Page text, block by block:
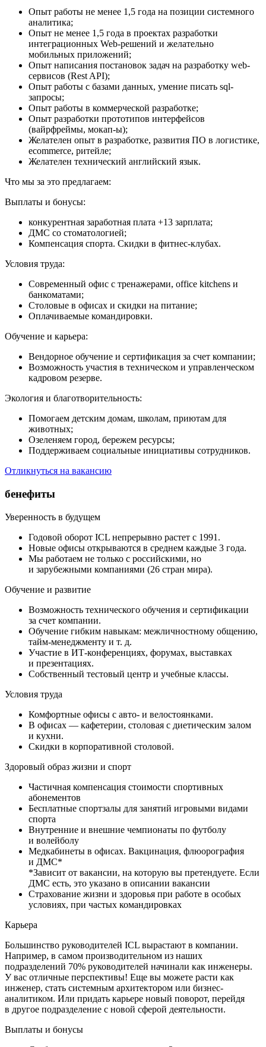
Опыт работы не менее 1,5 года на позиции системного
аналитика;
Опыт не менее 1,5 года в проектах разработки
интеграционных Web-решений и желательно
мобильных приложений;
Опыт написания постановок задач на разработку web-
сервисов (Rest API);
Опыт работы с базами данных, умение писать sql-
запросы;
Опыт работы в коммерческой разработке;
Опыт разработки прототипов интерфейсов
(вайрфреймы, мокап-ы);
Желателен опыт в разработке, развития ПО в логистике,
ecommerce, ритейле;
Желателен технический английский язык.
Что мы за это предлагаем:
Выплаты и бонусы:
конкурентная заработная плата +13 зарплата;
ДМС со стоматологией;
Компенсация спорта. Скидки в фитнес-клубах.
Условия труда:
Современный офис с тренажерами, office kitchens и
банкоматами;
Столовые в офисах и скидки на питание;
Оплачиваемые командировки.
Обучение и карьера:
Вендорное обучение и сертификация за счет компании;
Возможность участия в техническом и управленческом
кадровом резерве.
Экология и благотворительность:
Помогаем детским домам, школам, приютам для
животных;
Озеленяем город, бережем ресурсы;
Поддерживаем социальные инициативы сотрудников.
Отликнуться на вакансию
бенефиты
Уверенность в будущем
Годовой оборот ICL непрерывно растет с 1991.
Новые офисы открываются в среднем каждые 3 года.
Мы работаем не только с российскими, но
и зарубежными компаниями (26 стран мира).
Обучение и развитие
Возможность технического обучения и сертификации
за счет компании.
Обучение гибким навыкам: межличностному общению,
тайм-менеджменту и т. д.
Участие в ИТ-конференциях, форумах, выставках
и презентациях.
Собственный тестовый центр и учебные классы.
Условия труда
Комфортные офисы с авто- и велостоянками.
В офисах — кафетерии, столовая с диетическим залом
и кухни.
Скидки в корпоративной столовой.
Здоровый образ жизни и спорт
Частичная компенсация стоимости спортивных
абонементов
Бесплатные спортзалы для занятий игровыми видами
спорта
Внутренние и внешние чемпионаты по футболу
и волейболу
Медкабинеты в офисах. Вакцинация, флюорография
и ДМС*
*Зависит от вакансии, на которую вы претендуете. Если
ДМС есть, это указано в описании вакансии
Страхование жизни и здоровья при работе в особых
условиях, при частых командировках
Карьера
Большинство руководителей ICL вырастают в компании.
Например, в самом производительном из наших
подразделений 70% руководителей начинали как инженеры.
У вас отличные перспективы! Еще вы можете расти как
инженер, стать системным архитектором или бизнес-
аналитиком. Или придать карьере новый поворот, перейдя
в другое подразделение с новой сферой деятельности.
Выплаты и бонусы